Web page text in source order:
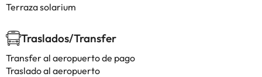
Terraza solarium
Traslados/Transfer
Transfer al aeropuerto de pago
Traslado al aeropuerto